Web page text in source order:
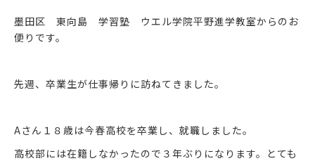
墨田区 東向島 学習塾 ウエル学院平野進学教室からのお
便りです。
先週、卒業生が仕事帰りに訪ねてきました。
Aさん１８歳は今春高校を卒業し、就職しました。
高校部には在籍しなかったので３年ぶりになります。とても